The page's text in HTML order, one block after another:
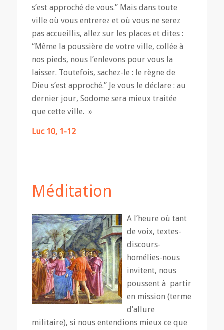
s’est approché de vous.” Mais dans toute
ville où vous entrerez et où vous ne serez
pas accueillis, allez sur les places et dites :
“Même la poussière de votre ville, collée à
nos pieds, nous l’enlevons pour vous la
laisser. Toutefois, sachez-le : le règne de
Dieu s’est approché.” Je vous le déclare : au
dernier jour, Sodome sera mieux traitée
que cette ville. »
Luc 10, 1-12
Méditation
A l’heure où tant
de voix, textes-
discours-
homélies-nous
invitent, nous
poussent à partir
en mission (terme
d’allure
militaire), si nous entendions mieux ce que